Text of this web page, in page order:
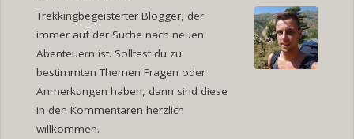
Trekkingbegeisterter Blogger, der
immer auf der Suche nach neuen
Abenteuern ist. Solltest du zu
bestimmten Themen Fragen oder
Anmerkungen haben, dann sind diese
in den Kommentaren herzlich
willkommen.